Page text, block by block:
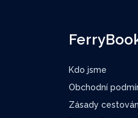
Kdo jsme
Obchodní
Zásady